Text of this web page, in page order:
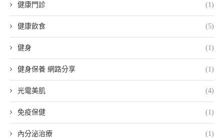
健康門診 (1)
健康飲食 (5)
健身 (1)
健身保養 網路分享 (1)
光電美肌 (4)
免疫保健 (1)
內分泌治療 (1)